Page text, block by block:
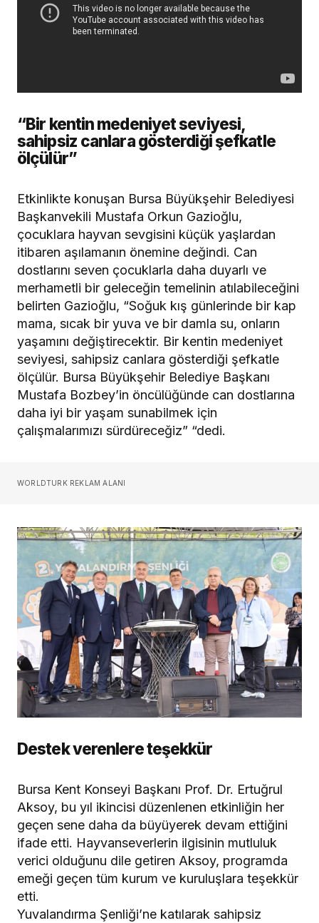
“Bir kentin medeniyet seviyesi,
sahipsiz canlara gösterdiği şefkatle
ölçülür”
Etkinlikte konuşan Bursa Büyükşehir Belediyesi
Başkanvekili Mustafa Orkun Gazioğlu,
çocuklara hayvan sevgisini küçük yaşlardan
itibaren aşılamanın önemine değindi. Can
dostlarını seven çocuklarla daha duyarlı ve
merhametli bir geleceğin temelinin atılabileceğini
belirten Gazioğlu, “Soğuk kış günlerinde bir kap
mama, sıcak bir yuva ve bir damla su, onların
yaşamını değiştirecektir. Bir kentin medeniyet
seviyesi, sahipsiz canlara gösterdiği şefkatle
ölçülür. Bursa Büyükşehir Belediye Başkanı
Mustafa Bozbey’in öncülüğünde can dostlarına
daha iyi bir yaşam sunabilmek için
çalışmalarımızı sürdüreceğiz” “dedi.
WORLDTURK REKLAM ALANI
Destek verenlere teşekkür
Bursa Kent Konseyi Başkanı Prof. Dr. Ertuğrul
Aksoy, bu yıl ikincisi düzenlenen etkinliğin her
geçen sene daha da büyüyerek devam ettiğini
ifade etti. Hayvanseverlerin ilgisinin mutluluk
verici olduğunu dile getiren Aksoy, programda
emeği geçen tüm kurum ve kuruluşlara teşekkür
etti.
Yuvalandırma Şenliği’ne katılarak sahipsiz